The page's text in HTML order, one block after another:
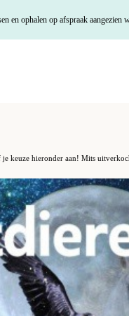
en ophalen op afspraak aangezien
keuze hieronder aan! Mits